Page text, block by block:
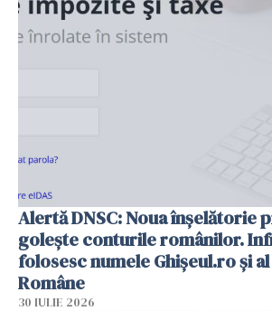
Alertă DNSC: Noua înșelătorie
golește conturile românilor.
folosesc numele Ghișeul.ro și
Române
30 IULIE 2026